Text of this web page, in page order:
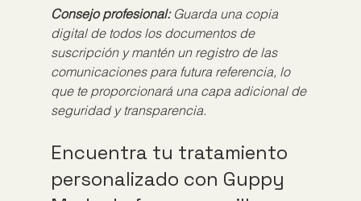
Consejo profesional: Guarda una copia
digital de todos los documentos de
suscripción y mantén un registro de las
comunicaciones para futura referencia, lo
que te proporcionará una capa adicional de
seguridad y transparencia.
Encuentra tu tratamiento
personalizado con Guppy